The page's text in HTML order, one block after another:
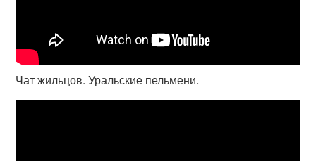
Чат жильцов. Уральские пельмени.